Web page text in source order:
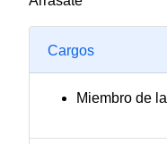
Cargos
Miembro de la